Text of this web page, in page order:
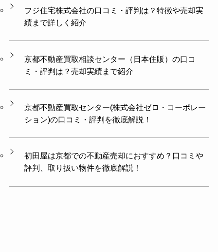
フジ住宅株式会社の口コミ・評判は？特徴や売却実
績まで詳しく紹介
京都不動産買取相談センター（日本住販）の口コ
ミ・評判は？売却実績まで紹介
京都不動産買取センター(株式会社ゼロ・コーポレー
ション)の口コミ・評判を徹底解説！
初田屋は京都での不動産売却におすすめ？口コミや
評判、取り扱い物件を徹底解説！